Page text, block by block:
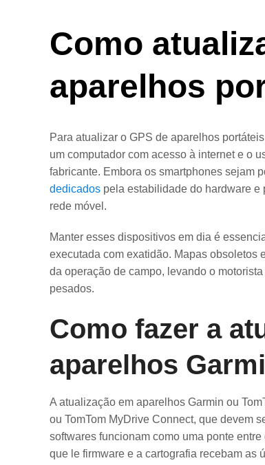
Como
aparelhos
Para atualizar o GPS de aparelhos
um computador com acesso à internet e o
fabricante. Embora os smartphones sejam
dedicados pela estabilidade do hardware
rede móvel.
Manter esses dispositivos em dia é
executada com exatidão. Mapas obsoletos
da operação de campo, levando o
pesados.
Como fazer a
aparelhos
A atualização em aparelhos Garmin ou
ou TomTom MyDrive Connect, que devem
softwares funcionam como uma ponte
que le firmware e a cartografia recebam as